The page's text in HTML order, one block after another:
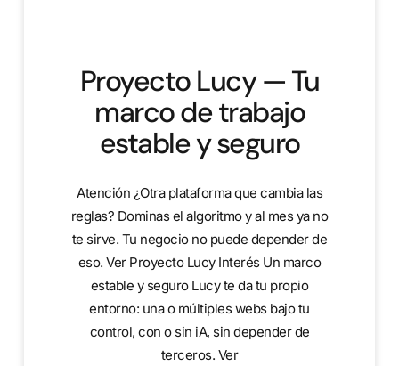
Proyecto Lucy — Tu
marco de trabajo
estable y seguro
Atención ¿Otra plataforma que cambia las
reglas? Dominas el algoritmo y al mes ya no
te sirve. Tu negocio no puede depender de
eso. Ver Proyecto Lucy Interés Un marco
estable y seguro Lucy te da tu propio
entorno: una o múltiples webs bajo tu
control, con o sin iA, sin depender de
terceros. Ver